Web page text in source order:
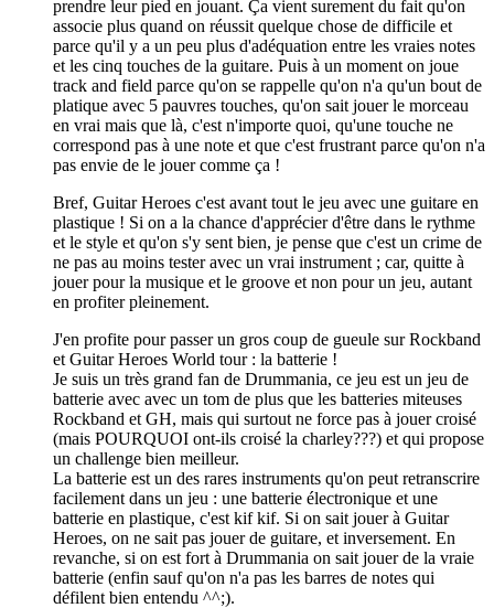
prendre leur pied en jouant. Ça vient surement du fait qu'on
associe plus quand on réussit quelque chose de difficile et
parce qu'il y a un peu plus d'adéquation entre les vraies notes
et les cinq touches de la guitare. Puis à un moment on joue
track and field parce qu'on se rappelle qu'on n'a qu'un bout de
platique avec 5 pauvres touches, qu'on sait jouer le morceau
en vrai mais que là, c'est n'importe quoi, qu'une touche ne
correspond pas à une note et que c'est frustrant parce qu'on n'a
pas envie de le jouer comme ça !
Bref, Guitar Heroes c'est avant tout le jeu avec une guitare en
plastique ! Si on a la chance d'apprécier d'être dans le rythme
et le style et qu'on s'y sent bien, je pense que c'est un crime de
ne pas au moins tester avec un vrai instrument ; car, quitte à
jouer pour la musique et le groove et non pour un jeu, autant
en profiter pleinement.
J'en profite pour passer un gros coup de gueule sur Rockband
et Guitar Heroes World tour : la batterie !
Je suis un très grand fan de Drummania, ce jeu est un jeu de
batterie avec avec un tom de plus que les batteries miteuses
Rockband et GH, mais qui surtout ne force pas à jouer croisé
(mais POURQUOI ont-ils croisé la charley???) et qui propose
un challenge bien meilleur.
La batterie est un des rares instruments qu'on peut retranscrire
facilement dans un jeu : une batterie électronique et une
batterie en plastique, c'est kif kif. Si on sait jouer à Guitar
Heroes, on ne sait pas jouer de guitare, et inversement. En
revanche, si on est fort à Drummania on sait jouer de la vraie
batterie (enfin sauf qu'on n'a pas les barres de notes qui
défilent bien entendu ^^;).